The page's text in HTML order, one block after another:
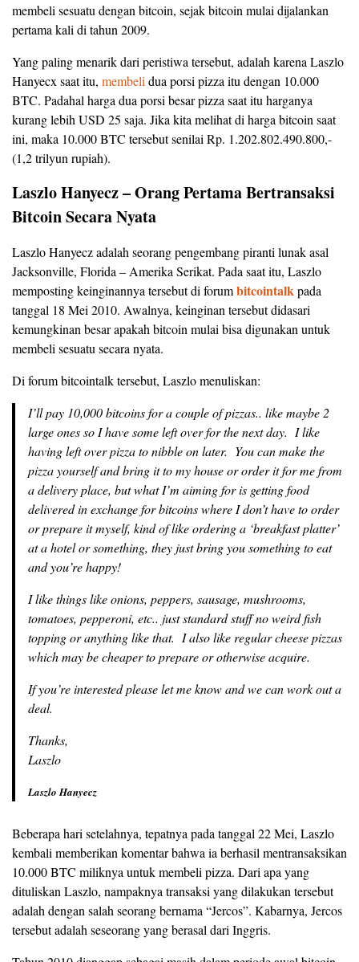
membeli sesuatu dengan bitcoin, sejak bitcoin mulai dijalankan
pertama kali di tahun 2009.
Yang paling menarik dari peristiwa tersebut, adalah karena Laszlo
Hanyecx saat itu, membeli dua porsi pizza itu dengan 10.000
BTC. Padahal harga dua porsi besar pizza saat itu harganya
kurang lebih USD 25 saja. Jika kita melihat di harga bitcoin saat
ini, maka 10.000 BTC tersebut senilai Rp. 1.202.802.490.800,-
(1,2 trilyun rupiah).
Laszlo Hanyecz – Orang Pertama Bertransaksi
Bitcoin Secara Nyata
Laszlo Hanyecz adalah seorang pengembang piranti lunak asal
Jacksonville, Florida – Amerika Serikat. Pada saat itu, Laszlo
memposting keinginannya tersebut di forumbitcointalkpada
tanggal 18 Mei 2010. Awalnya, keinginan tersebut didasari
kemungkinan besar apakah bitcoin mulai bisa digunakan untuk
membeli sesuatu secara nyata.
Di forum bitcointalk tersebut, Laszlo menuliskan:
I’ll pay 10,000 bitcoins for a couple of pizzas.. like maybe 2
large ones so I have some left over for the next day. I like
having left over pizza to nibble on later. You can make the
pizza yourself and bring it to my house or order it for me from
a delivery place, but what I’m aiming for is getting food
delivered in exchange for bitcoins where I don’t have to order
or prepare it myself, kind of like ordering a ‘breakfast platter’
at a hotel or something, they just bring you something to eat
and you’re happy!
I like things like onions, peppers, sausage, mushrooms,
tomatoes, pepperoni, etc.. just standard stuff no weird fish
topping or anything like that. I also like regular cheese pizzas
which may be cheaper to prepare or otherwise acquire.
If you’re interested please let me know and we can work out a
deal.
Thanks,
Laszlo
Laszlo Hanyecz
Beberapa hari setelahnya, tepatnya pada tanggal 22 Mei, Laszlo
kembali memberikan komentar bahwa ia berhasil mentransaksikan
10.000 BTC miliknya untuk membeli pizza. Dari apa yang
dituliskan Laszlo, nampaknya transaksi yang dilakukan tersebut
adalah dengan salah seorang bernama “Jercos”. Kabarnya, Jercos
tersebut adalah seseorang yang berasal dari Inggris.